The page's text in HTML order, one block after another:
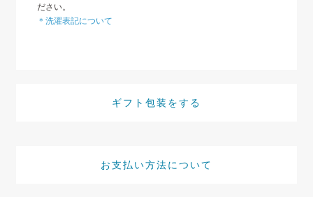
ださい。
＊洗濯表記について
ギフト包装をする
お支払い方法について